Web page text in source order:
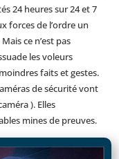
24 heures sur 24 et 7
forces de l’ordre un
ce n’est pas
les voleurs
faits et gestes.
de sécurité vont
). Elles
mines de preuves.